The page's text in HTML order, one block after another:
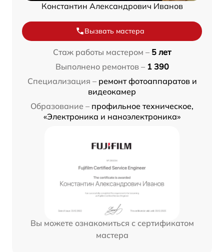
Константин Александрович Иванов
Вызвать мастера
Стаж работы мастером – 5 лет
Выполнено ремонтов – 1 390
Специализация – ремонт фотоаппаратов и
видеокамер
Образование – профильное техническое,
«Электроника и наноэлектроника»
Вы можете ознакомиться с сертификатом
мастера